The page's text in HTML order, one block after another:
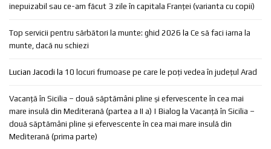
inepuizabil sau ce-am făcut 3 zile în capitala Franței (varianta cu copii)
Top servicii pentru sărbători la munte: ghid 2026 la Ce să faci iarna la
munte, dacă nu schiezi
Lucian Jacodi la 10 locuri frumoase pe care le poți vedea în județul Arad
Vacanță în Sicilia – două săptămâni pline și efervescente în cea mai
mare insulă din Mediterană (partea a II a) | Bialog la Vacanță în Sicilia –
două săptămâni pline și efervescente în cea mai mare insulă din
Mediterană (prima parte)